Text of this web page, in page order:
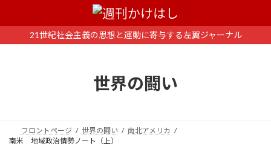
ン
ー
21世紀社会主義の思想と運動に寄与する左翼ジャーナル
世界の闘い
フロントページ 世界の闘い
南北アメリカ
南米 地域政治情勢ノート（上）